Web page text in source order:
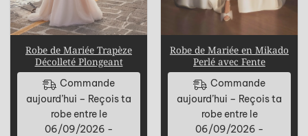
Robe de Mariée Trapèze
Décolleté Plongeant
Commande
aujourd’hui – Reçois ta
robe entre le
06/09/2026 -
Robe de Mariée en Mikado
Perlé avec Fente
Commande
aujourd’hui – Reçois ta
robe entre le
06/09/2026 -